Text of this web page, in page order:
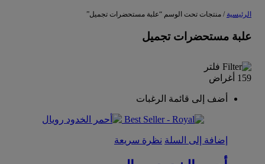
الرئيسية / منتجات تحت الوسم “علبة مستحضرات تجميل”
علبة مستحضرات تجميل
فلتر
159 أغراض
أضف إلى قائمة الرغبات
إضافة إلى السلة نظرة سريعة